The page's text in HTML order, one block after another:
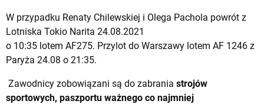
W przypadku Renaty Chilewskiej i Olega Pachola powrót z
Lotniska Tokio Narita 24.08.2021
o 10:35 lotem AF275. Przylot do Warszawy lotem AF 1246 z
Paryża 24.08 o 21:35.
Zawodnicy zobowiązani są do zabrania strojów
sportowych, paszportu ważnego co najmniej